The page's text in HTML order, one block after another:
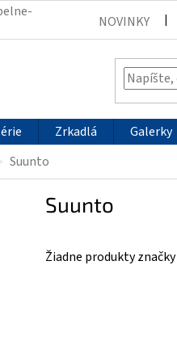
NOVINKY
Zrkadlá Galerky
Suunto
Suunto
Žiadne produkty značky